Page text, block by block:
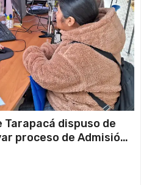
Tarapacá dispuso de
proceso de Admisión